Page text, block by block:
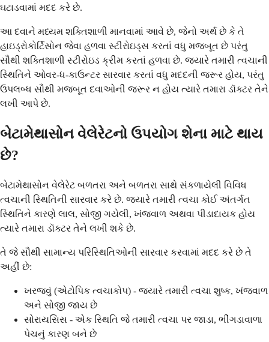
ઘટાડવામાં મદદ કરે છે.
આ દવાને મધ્યમ શક્તિશાળી માનવામાં આવે છે, જેનો અર્થ છે કે તે
હાઇડ્રોકોર્ટિસોન જેવા હળવા સ્ટીરોઇડ્સ કરતાં વધુ મજબૂત છે પરંતુ
સૌથી શક્તિશાળી સ્ટીરોઇડ ક્રીમ કરતાં હળવા છે. જ્યારે તમારી ત્વચાની
સ્થિતિને ઓવર-ધ-કાઉન્ટર સારવાર કરતાં વધુ મદદની જરૂર હોય, પરંતુ
ઉપલબ્ધ સૌથી મજબૂત દવાઓની જરૂર ન હોય ત્યારે તમારા ડૉક્ટર તેને
લખી આપે છે.
બેટામેથાસોન વેલેરેટનો ઉપયોગ શેના માટે થાય
છે?
બેટામેથાસોન વેલેરેટ બળતરા અને બળતરા સાથે સંકળાયેલી વિવિધ
ત્વચાની સ્થિતિની સારવાર કરે છે. જ્યારે તમારી ત્વચા કોઈ અંતર્ગત
સ્થિતિને કારણે લાલ, સોજી ગયેલી, ખંજવાળ અથવા પીડાદાયક હોય
ત્યારે તમારા ડૉક્ટર તેને લખી શકે છે.
તે જે સૌથી સામાન્ય પરિસ્થિતિઓની સારવાર કરવામાં મદદ કરે છે તે
અહીં છે:
ખરજવું (એટોપિક ત્વચાકોપ) - જ્યારે તમારી ત્વચા શુષ્ક, ખંજવાળ
અને સોજી જાય છે
સોરાયસિસ - એક સ્થિતિ જે તમારી ત્વચા પર જાડા, ભીંગડાવાળા
પેચનું કારણ બને છે